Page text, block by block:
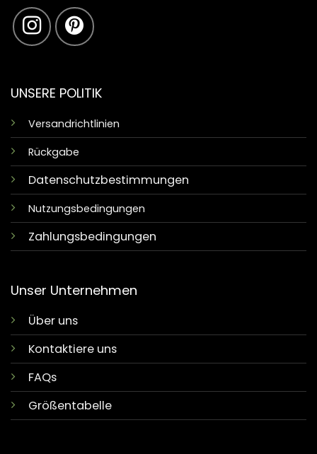
UNSERE POLITIK
Versandrichtlinien
Rückgabe
Datenschutzbestimmungen
Nutzungsbedingungen
Zahlungsbedingungen
Unser Unternehmen
Über uns
Kontaktiere uns
FAQs
Größentabelle